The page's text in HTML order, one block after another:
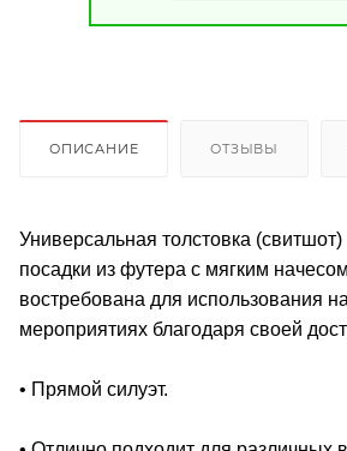
ОПИСАНИЕ ОТЗЫВЫ
Универсальная толстовка
посадки из футера с мягким
востребована для использования
мероприятиях благодаря своей
• Прямой силуэт.